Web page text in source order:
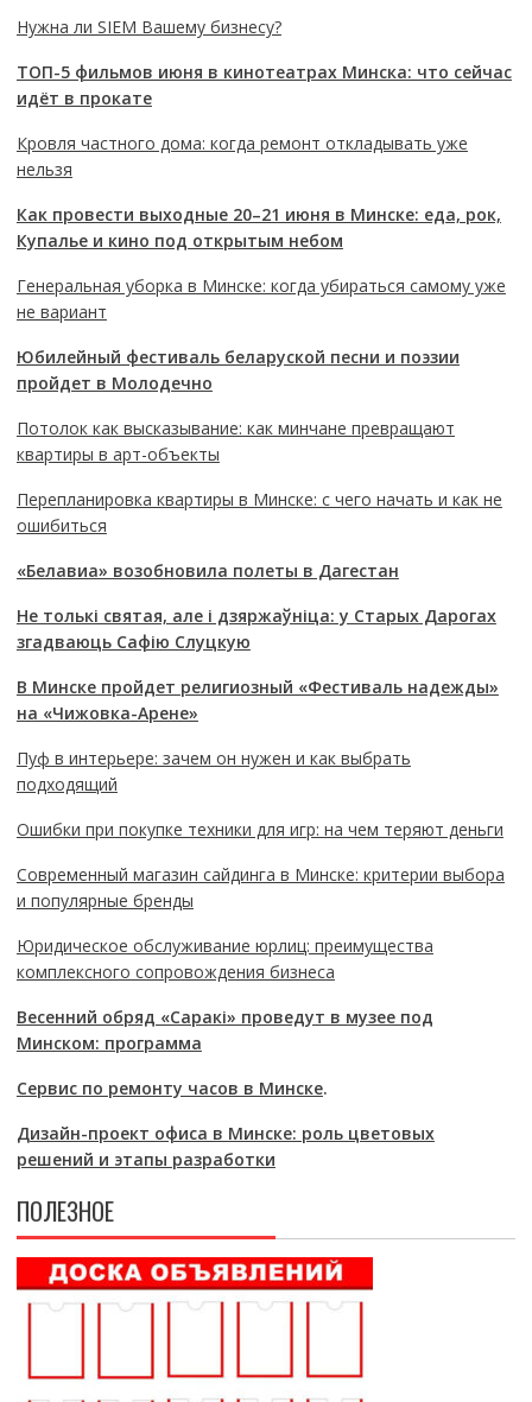
Нужна ли SIEM Вашему бизнесу?
ТОП-5 фильмов июня в кинотеатрах Минска: что сейчас
идёт в прокате
Кровля частного дома: когда ремонт откладывать уже
нельзя
Как провести выходные 20–21 июня в Минске: еда, рок,
Купалье и кино под открытым небом
Генеральная уборка в Минске: когда убираться самому уже
не вариант
Юбилейный фестиваль беларуской песни и поэзии
пройдет в Молодечно
Потолок как высказывание: как минчане превращают
квартиры в арт-объекты
Перепланировка квартиры в Минске: с чего начать и как не
ошибиться
«Белавиа» возобновила полеты в Дагестан
Не толькі святая, але і дзяржаўніца: у Старых Дарогах
згадваюць Сафію Слуцкую
В Минске пройдет религиозный «Фестиваль надежды»
на «Чижовка-Арене»
Пуф в интерьере: зачем он нужен и как выбрать
подходящий
Ошибки при покупке техники для игр: на чем теряют деньги
Современный магазин сайдинга в Минске: критерии выбора
и популярные бренды
Юридическое обслуживание юрлиц: преимущества
комплексного сопровождения бизнеса
Весенний обряд «Саракі» проведут в музее под
Минском: программа
Сервис по ремонту часов в Минске.
Дизайн-проект офиса в Минске: роль цветовых
решений и этапы разработки
ПОЛЕЗНОЕ